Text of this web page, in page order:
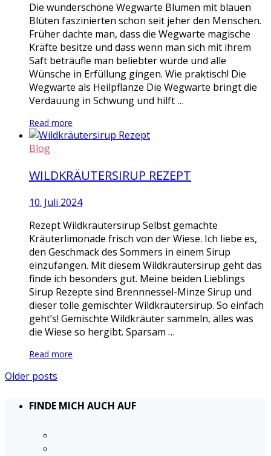
Die wunderschöne Wegwarte Blumen mit blauen
Blüten faszinierten schon seit jeher den Menschen.
Früher dachte man, dass die Wegwarte magische
Kräfte besitze und dass wenn man sich mit ihrem
Saft beträufle man beliebter würde und alle
Wünsche in Erfüllung gingen. Wie praktisch! Die
Wegwarte als Heilpflanze Die Wegwarte bringt die
Verdauung in Schwung und hilft …
Read more
Blog
WILDKRÄUTERSIRUP REZEPT
10. Juli 2024
Rezept Wildkräutersirup Selbst gemachte
Kräuterlimonade frisch von der Wiese. Ich liebe es,
den Geschmack des Sommers in einem Sirup
einzufangen. Mit diesem Wildkräutersirup geht das
finde ich besonders gut. Meine beiden Lieblings
Sirup Rezepte sind Brennnessel-Minze Sirup und
dieser tolle gemischter Wildkräutersirup. So einfach
geht’s! Gemischte Wildkräuter sammeln, alles was
die Wiese so hergibt. Sparsam …
Read more
Older posts
FINDE MICH AUCH AUF